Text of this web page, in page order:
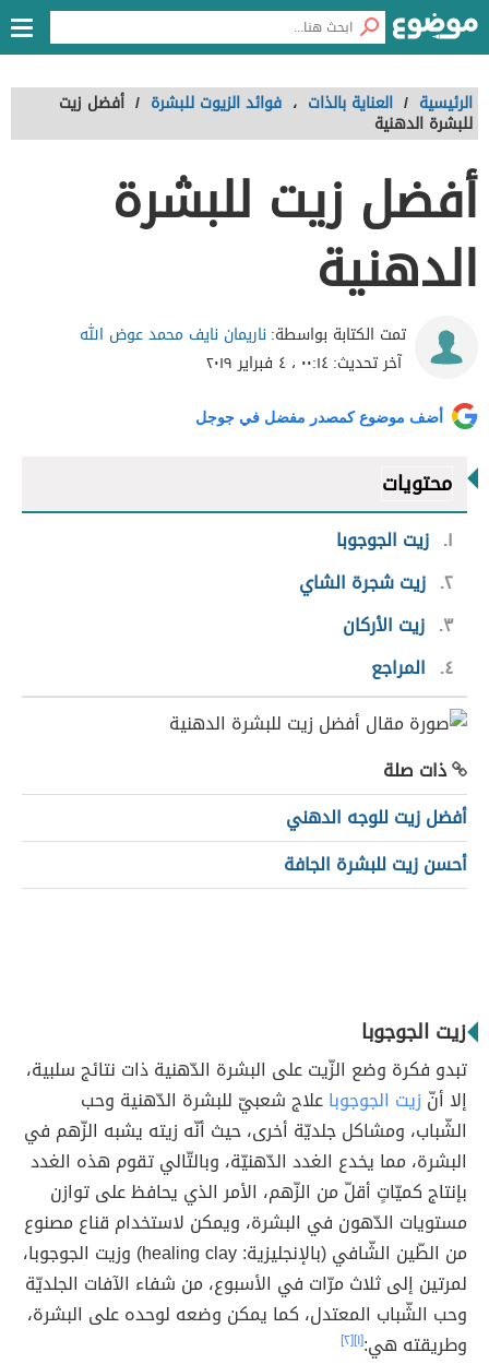
الرئيسية / العناية بالذات ، فوائد الزيوت للبشرة / أفضل زيت
للبشرة الدهنية
أفضل زيت للبشرة
الدهنية
تمت الكتابة بواسطة: ناريمان نايف محمد عوض الله
آخر تحديث:٠٠:١٤ ، ٤ فبراير ٢٠١٩
أضف موضوع كمصدر مفضل في جوجل
محتويات
١ زيت الجوجوبا
٢ زيت شجرة الشاي
٣ زيت الأركان
٤
المراجع
ذات صلة
أفضل زيت للوجه الدهني
أحسن زيت للبشرة الجافة
زيت الجوجوبا
تبدو فكرة وضع الزّيت على البشرة الدّهنية ذات نتائج سلبية،
إلا أنّ زيت الجوجوباعلاج شعبيّ للبشرة الدّهنية وحب
الشّباب، ومشاكل جلديّة أخرى، حيث أنّه زيته يشبه الزّهم في
البشرة، مما يخدع الغدد الدّهنيّة، وبالتّالي تقوم هذه الغدد
بإنتاج كميّاتٍ أقلّ من الزّهم، الأمر الذي يحافظ على توازن
مستويات الدّهون في البشرة، ويمكن لاستخدام قناع مصنوع
من الطّين الشّافي (بالإنجليزية: healing clay) وزيت الجوجوبا،
لمرتين إلى ثلاث مرّات في الأسبوع، من شفاء الآفات الجلديّة
وحب الشّباب المعتدل، كما يمكن وضعه لوحده على البشرة،
وطريقته هي:[١] [٢]